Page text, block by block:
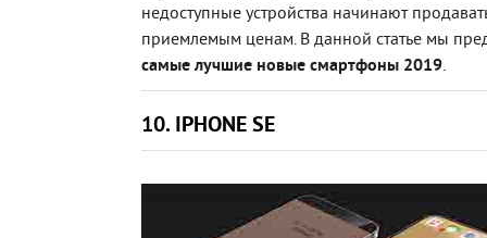
недоступные устройства начинают
приемлемым ценам. В данной статье мы
самые лучшие новые смартфоны 2019.
10. IPHONE SE